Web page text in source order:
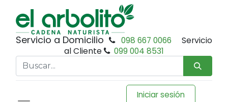
Servicio a Domicilio 098 667 0066
Servicio
al Cliente
099 004 8531
Iniciar sesión